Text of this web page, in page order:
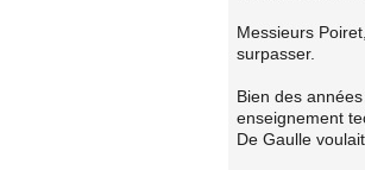
Messieurs
surpasser.
Bien des
enseignement
De Gaulle